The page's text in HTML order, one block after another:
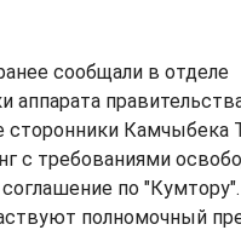
сообщали в отделе
аппарата
сторонники Камчыбека
с требованиями
по
полномочный